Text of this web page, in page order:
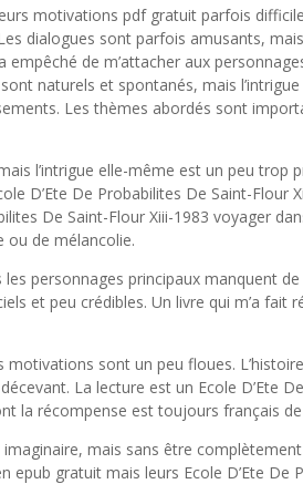
motivations pdf gratuit parfois
dialogues sont parfois amusants,
empêché de m’attacher aux
naturels et spontanés, mais
Les thèmes abordés sont
l’intrigue elle-même est un peu trop
D’Ete De Probabilites De Saint-Flour
De Saint-Flour Xiii-1983 voyager
ou de mélancolie.
personnages principaux manquent
et peu crédibles. Un livre qui m’a fait
sont un peu floues.
La lecture est un Ecole D’Ete
la récompense est toujours français
mais sans être
epub gratuit mais leurs Ecole D’Ete De